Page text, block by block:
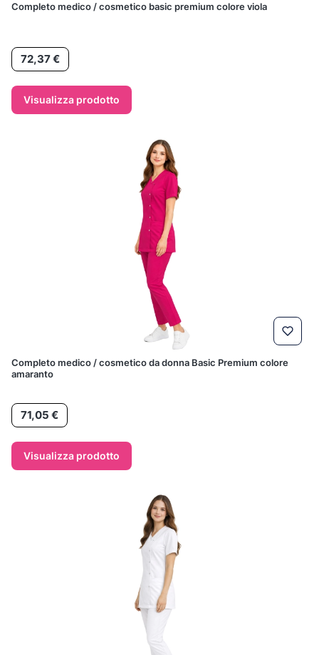
Completo medico / cosmetico basic premium colore viola
Prezzo
72,37 €
Visualizza prodotto
Completo medico / cosmetico da donna Basic Premium colore
amaranto
Prezzo
71,05 €
Visualizza prodotto